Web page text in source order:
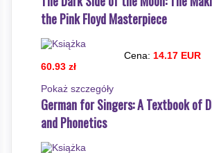
the Pink Floyd Masterpiece
Cena: 14.17 EUR
60.93 zł
Pokaż szczegόły
German for Singers: A Textbook of
and Phonetics